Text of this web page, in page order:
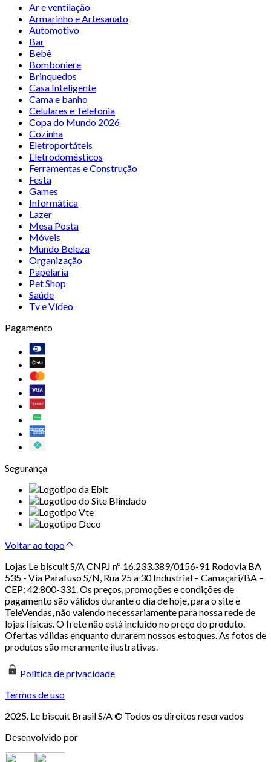
Ar e ventilação
Armarinho e Artesanato
Automotivo
Bar
Bebê
Bomboniere
Brinquedos
Casa Inteligente
Cama e banho
Celulares e Telefonia
Copa do Mundo 2026
Cozinha
Eletroportáteis
Eletrodomésticos
Ferramentas e Construção
Festa
Games
Informática
Lazer
Mesa Posta
Móveis
Mundo Beleza
Organização
Papelaria
Pet Shop
Saúde
Tv e Vídeo
Pagamento
Segurança
Voltar ao topo
Lojas Le biscuit S/A CNPJ nº 16.233.389/0156-91 Rodovia BA
535 - Via Parafuso S/N, Rua 25 a 30 Industrial – Camaçari/BA –
CEP: 42.800-331. Os preços, promoções e condições de
pagamento são válidos durante o dia de hoje, para o site e
TeleVendas, não valendo necessariamente para nossa rede de
lojas físicas. O frete não está incluído no preço do produto.
Ofertas válidas enquanto durarem nossos estoques. As fotos de
produtos são meramente ilustrativas.
Politica de privacidade
Termos de uso
2025. Le biscuit Brasil S/A © Todos os direitos reservados
Desenvolvido por